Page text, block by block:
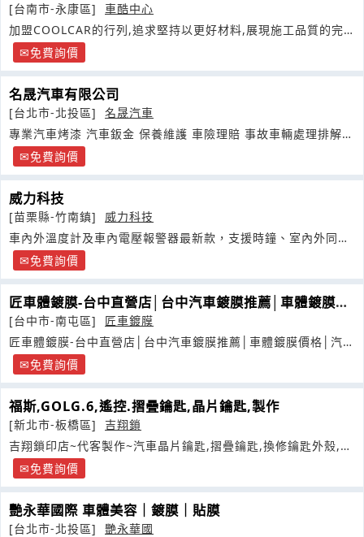
[台南市-永康區]
車酷中心
加盟COOLCAR的行列,追求堅持以更好材料,展現施工品質的完
整性免費詢價
名晟汽車有限公司
[台北市-北投區]
名晟汽車
專業汽車烤漆 汽車鈑金 保養維護 車險理賠 事故車輛處理排解協
商 免費詢價
威力科技
[苗栗縣-竹南鎮]
威力科技
車內外溫度計及車內電壓報警器最新款，支援時鐘、室內外同時
顯示等功能
免費詢價
匠車體鍍膜-台中直營店│台中汽車鍍膜推薦│車體鍍膜價
格│汽車美容分享
[台中市-南屯區]
匠車鍍膜
匠車體鍍膜-台中直營店│台中汽車鍍膜推薦│車體鍍膜價格│汽車
美容分享
免費詢價
福斯,GOLG.6,遙控.摺疊鑰匙,晶片鑰匙,製作
[新北市-板橋區]
吉翔鎖
吉翔鎖印店~代客製作~汽車晶片鑰匙,摺疊鑰匙,換修鑰匙外殼,開
鎖配鎖匙
免費詢價
艷永華國際 車體美容｜鍍膜｜貼膜
[台北市-北投區]
艷永華國